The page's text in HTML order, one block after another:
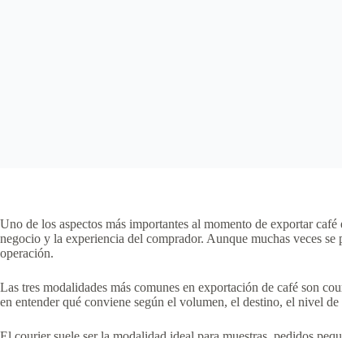
Uno de los aspectos más importantes al momento de exportar
negocio y la experiencia del comprador. Aunque muchas veces
operación.
Las tres modalidades más comunes en exportación de café son
en entender qué conviene según el volumen, el destino, el nivel